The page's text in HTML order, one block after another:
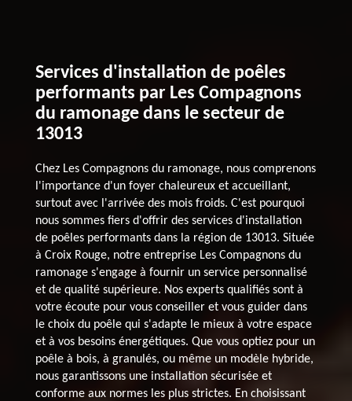
Services d'installation de poêles
performants par Les Compagnons
du ramonage dans le secteur de
13013
Chez Les Compagnons du ramonage, nous comprenons
l'importance d'un foyer chaleureux et accueillant,
surtout avec l'arrivée des mois froids. C'est pourquoi
nous sommes fiers d'offrir des services d'installation
de poêles performants dans la région de 13013. Située
à Croix Rouge, notre entreprise Les Compagnons du
ramonage s'engage à fournir un service personnalisé
et de qualité supérieure. Nos experts qualifiés sont à
votre écoute pour vous conseiller et vous guider dans
le choix du poêle qui s'adapte le mieux à votre espace
et à vos besoins énergétiques. Que vous optiez pour un
poêle à bois, à granulés, ou même un modèle hybride,
nous garantissons une installation sécurisée et
conforme aux normes les plus strictes. En choisissant